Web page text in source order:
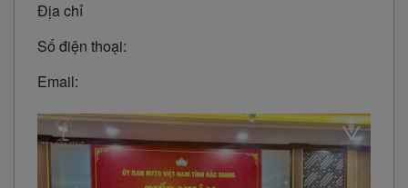
Địa chỉ
Số điện thoại:
Email: